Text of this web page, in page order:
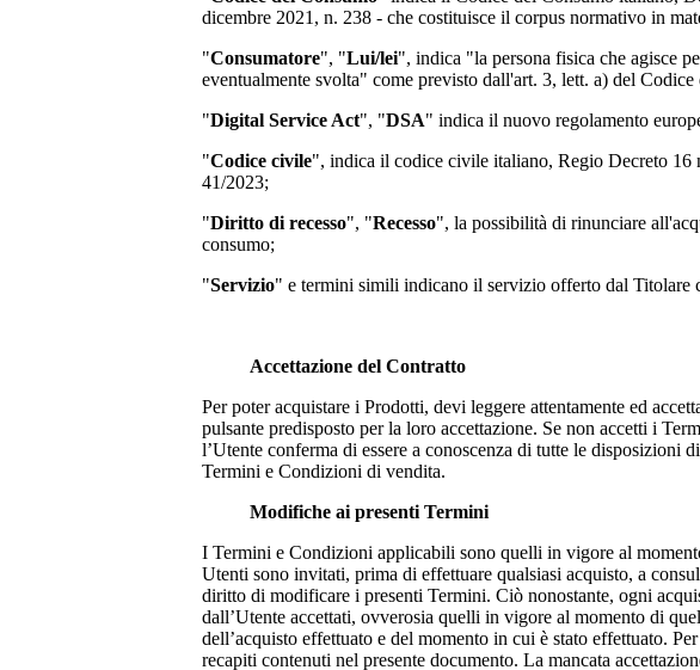
dicembre 2021, n. 238 - che costituisce il corpus normativo in
"Consumatore", "Lui/lei", indica "la persona fisica che agisce
eventualmente svolta" come previsto dall'art. 3, lett. a) del Codice
"Digital Service Act", "DSA" indica il nuovo regolamento
"Codice civile", indica il codice civile italiano, Regio Decreto 16
41/2023;
"Diritto di recesso", "Recesso", la possibilità di rinunciare
consumo;
"Servizio" e termini simili indicano il servizio offerto dal Titolare
Accettazione del Contratto
Per poter acquistare i Prodotti, devi leggere attentamente ed
pulsante predisposto per la loro accettazione. Se non accetti i
l’Utente conferma di essere a conoscenza di tutte le
Termini e Condizioni di vendita.
Modifiche ai presenti Termini
I Termini e Condizioni applicabili sono quelli in vigore al
Utenti sono invitati, prima di effettuare qualsiasi acquisto, a
diritto di modificare i presenti Termini. Ciò nonostante, ogni
dall’Utente accettati, ovverosia quelli in vigore al momento di
dell’acquisto effettuato e del momento in cui è stato effettuato.
recapiti contenuti nel presente documento. La mancata